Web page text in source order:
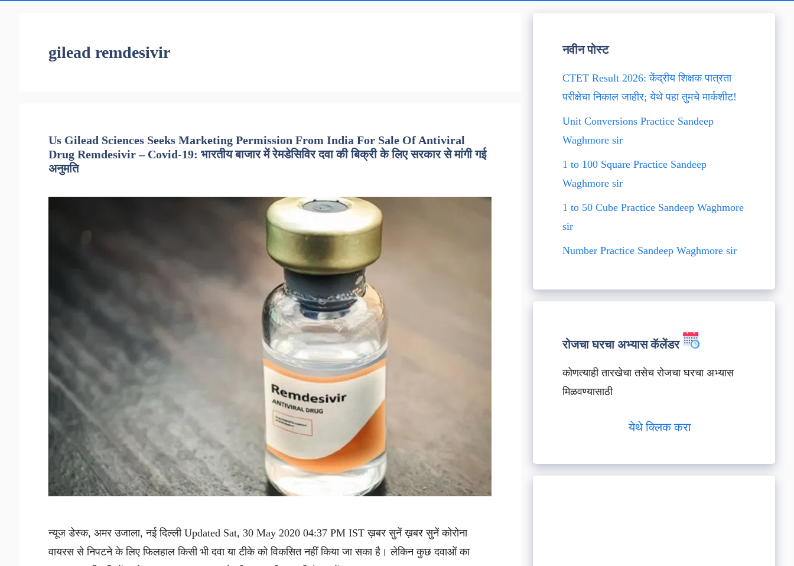
gilead remdesivir
Us Gilead Sciences Seeks Marketing Permission From India For Sale Of Antiviral
Drug Remdesivir – Covid-19: भारतीय बाजार में रेमडेसिविर दवा की बिक्री के लिए सरकार से मांगी गई
अनुमति
न्यूज डेस्क, अमर उजाला, नई दिल्ली Updated Sat, 30 May 2020 04:37 PM IST ख़बर सुनें ख़बर सुनें कोरोना
वायरस से निपटने के लिए फिलहाल किसी भी दवा या टीके को विकसित नहीं किया जा सका है। लेकिन कुछ दवाओं का
नवीन पोस्ट
CTET Result 2026: केंद्रीय शिक्षक पात्रता
परीक्षेचा निकाल जाहीर; येथे पहा तुमचे मार्कशीट!
Unit Conversions Practice Sandeep
Waghmore sir
1 to 100 Square Practice Sandeep
Waghmore sir
1 to 50 Cube Practice Sandeep Waghmore
sir
Number Practice Sandeep Waghmore sir
रोजचा घरचा अभ्यास कॅलेंडर
कोणत्याही तारखेचा तसेच रोजचा घरचा अभ्यास
मिळवण्यासाठी
येथे क्लिक करा